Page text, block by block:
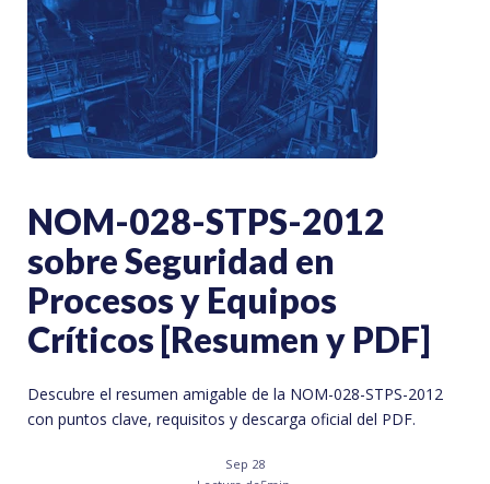
NOM-028-STPS-2012
sobre Seguridad en
Procesos y Equipos
Críticos [Resumen y PDF]
Descubre el resumen amigable de la NOM-028-STPS-2012
con puntos clave, requisitos y descarga oficial del PDF.
Sep 28